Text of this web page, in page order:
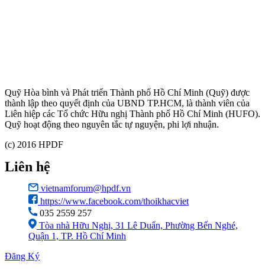
Quỹ Hòa bình và Phát triển Thành phố Hồ Chí Minh (Quỹ) được
thành lập theo quyết định của UBND TP.HCM, là thành viên của
Liên hiệp các Tổ chức Hữu nghị Thành phố Hồ Chí Minh (HUFO).
Quỹ hoạt động theo nguyên tắc tự nguyện, phi lợi nhuận.
(c) 2016 HPDF
Liên hệ
vietnamforum@hpdf.vn
https://www.facebook.com/thoikhacviet
035 2559 257
Tòa nhà Hữu Nghị, 31 Lê Duẩn, Phường Bến Nghé,
Quận 1, TP. Hồ Chí Minh
Đăng Ký